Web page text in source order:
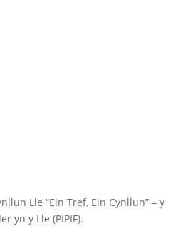
Lle “Ein Tref, Ein Cynllun” – y
yn y Lle (PIPIF).